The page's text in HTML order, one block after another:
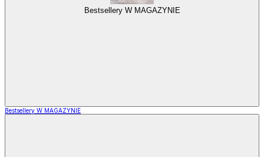
Bestsellery W MAGAZYNIE
Bestsellery W MAGAZYNIE